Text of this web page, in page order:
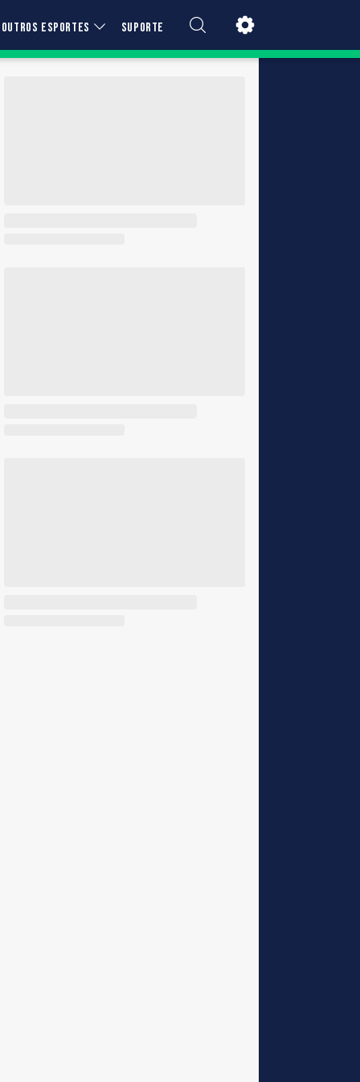
OUTROS ESPORTES SUPORTE